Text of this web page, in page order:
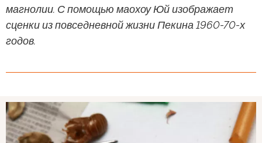
магнолии. С помощью маохоу Юй изображает
сценки из повседневной жизни Пекина 1960-70-х
годов.